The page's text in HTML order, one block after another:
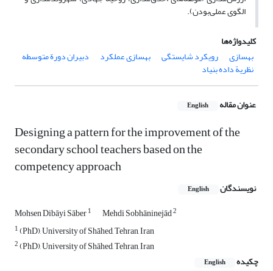
الگوی عملی‌بودن).
کلیدواژه‌ها
بهسازی
رویکرد شایستگی بهسازی عملکرد دبیران دورة متوسطه
نظریة داده بنیاد
عنوان مقاله English
Designing a pattern for the improvement of the
secondary school teachers based on the
competency approach
نویسندگان English
Mohsen Dibāyi Sāber1 Mehdi Sobhāninejād2
1(PhD), University of Shāhed, Tehran, Iran
2(PhD), University of Shāhed, Tehran, Iran
چکیده
English